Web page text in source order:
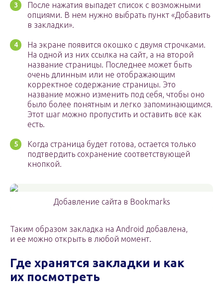
После нажатия выпадет список с возможными
опциями. В нем нужно выбрать пункт «Добавить
в закладки».
На экране появится окошко с двумя строчками.
На одной из них ссылка на сайт, а на второй
название страницы. Последнее может быть
очень длинным или не отображающим
корректное содержание страницы. Это
название можно изменить под себя, чтобы оно
было более понятным и легко запоминающимся.
Этот шаг можно пропустить и оставить все как
есть.
Когда страница будет готова, остается только
подтвердить сохранение соответствующей
кнопкой.
Добавление сайта в Bookmarks
Таким образом закладка на Android добавлена,
и ее можно открыть в любой момент.
Где хранятся закладки и как
их посмотреть